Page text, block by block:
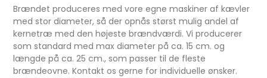
Brændet produceres med vore egne maskiner af kævler
med stor diameter, så der opnås størst mulig andel af
kernetræ med den højeste brændværdi. Vi producerer
som standard med max diameter på ca. 15 cm. og
længde på ca. 25 cm., som passer til de fleste
brændeovne. Kontakt os gerne for individuelle ønsker.